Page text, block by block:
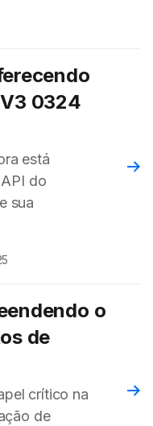
0324
está
do
sua
o
de
crítico na
de